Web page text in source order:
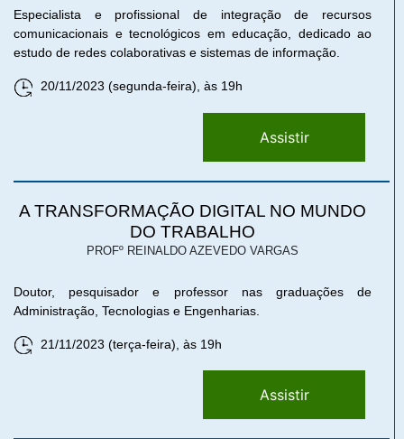
Especialista e profissional de integração de recursos
comunicacionais e tecnológicos em educação, dedicado ao
estudo de redes colaborativas e sistemas de informação.
20/11/2023 (segunda-feira), às 19h
Assistir
A TRANSFORMAÇÃO DIGITAL NO MUNDO
DO TRABALHO
PROFº REINALDO AZEVEDO VARGAS
Doutor, pesquisador e professor nas graduações de
Administração, Tecnologias e Engenharias.
21/11/2023 (terça-feira), às 19h
Assistir